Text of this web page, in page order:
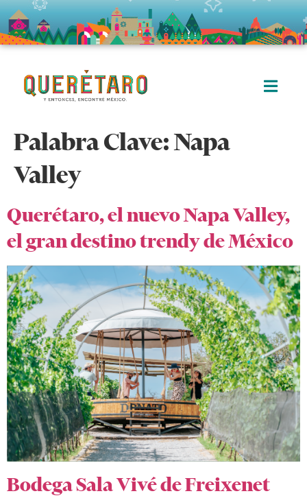
Palabra Clave:Napa
Valley
Querétaro, el nuevo Napa Valley,
el gran destino trendy de México
Bodega Sala Vivé de Freixenet